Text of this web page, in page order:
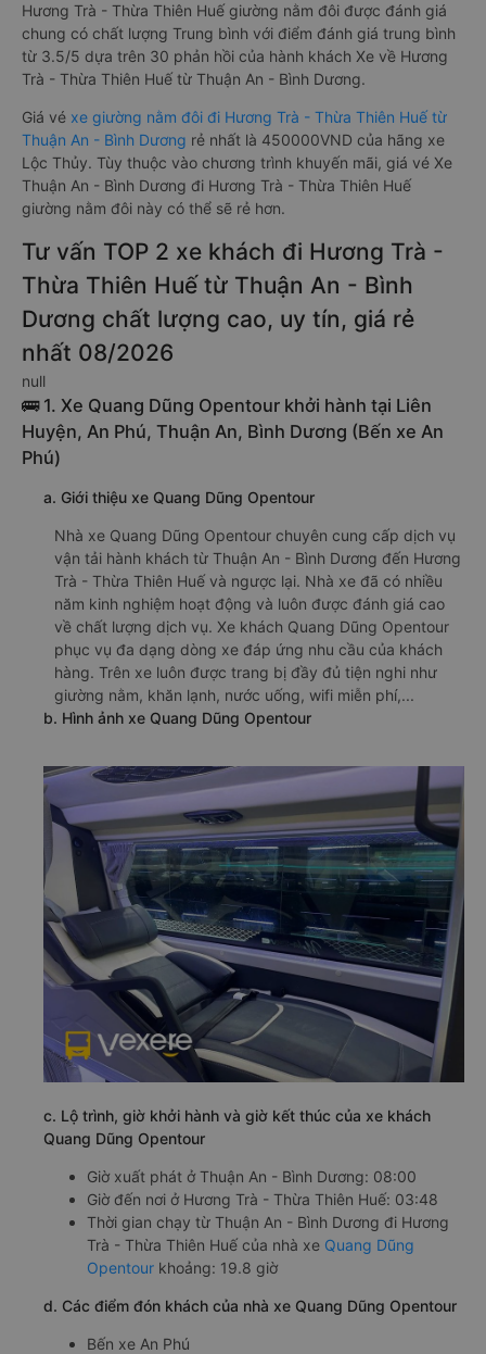
Hương Trà - Thừa Thiên Huế giường nằm đôi được đánh giá
chung có chất lượng Trung bình với điểm đánh giá trung bình
từ 3.5/5 dựa trên 30 phản hồi của hành khách Xe về Hương
Trà - Thừa Thiên Huế từ Thuận An - Bình Dương.
Giá vé xe giường nằm đôi đi Hương Trà - Thừa Thiên Huế từ
Thuận An - Bình Dương rẻ nhất là 450000VND của hãng xe
Lộc Thủy. Tùy thuộc vào chương trình khuyến mãi, giá vé Xe
Thuận An - Bình Dương đi Hương Trà - Thừa Thiên Huế
giường nằm đôi này có thể sẽ rẻ hơn.
Tư vấn TOP 2 xe khách đi Hương Trà -
Thừa Thiên Huế từ Thuận An - Bình
Dương chất lượng cao, uy tín, giá rẻ
nhất 08/2026
null
🚌 1. Xe Quang Dũng Opentour khởi hành tại Liên
Huyện, An Phú, Thuận An, Bình Dương (Bến xe An
Phú)
a. Giới thiệu xe Quang Dũng Opentour
Nhà xe Quang Dũng Opentour chuyên cung cấp dịch vụ
vận tải hành khách từ Thuận An - Bình Dương đến Hương
Trà - Thừa Thiên Huế và ngược lại. Nhà xe đã có nhiều
năm kinh nghiệm hoạt động và luôn được đánh giá cao
về chất lượng dịch vụ. Xe khách Quang Dũng Opentour
phục vụ đa dạng dòng xe đáp ứng nhu cầu của khách
hàng. Trên xe luôn được trang bị đầy đủ tiện nghi như
giường nằm, khăn lạnh, nước uống, wifi miễn phí,...
b. Hình ảnh xe Quang Dũng Opentour
c. Lộ trình, giờ khởi hành và giờ kết thúc của xe khách
Quang Dũng Opentour
Giờ xuất phát ở Thuận An - Bình Dương: 08:00
Giờ đến nơi ở Hương Trà - Thừa Thiên Huế: 03:48
Thời gian chạy từ Thuận An - Bình Dương đi Hương
Trà - Thừa Thiên Huế của nhà xe Quang Dũng
Opentour khoảng: 19.8 giờ
d. Các điểm đón khách của nhà xe Quang Dũng Opentour
Bến xe An Phú